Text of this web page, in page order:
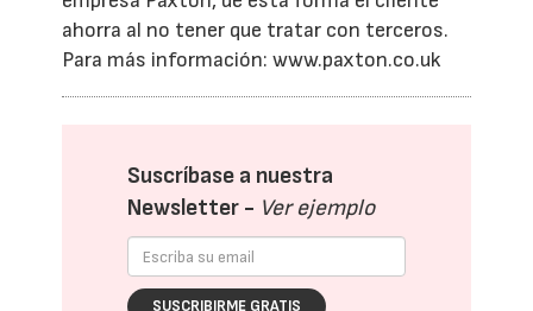
ahorra al no tener que tratar con terceros.
Para más información: www.paxton.co.uk
Suscríbase a nuestra
Newsletter - Ver ejemplo
SUSCRIBIRME GRATIS